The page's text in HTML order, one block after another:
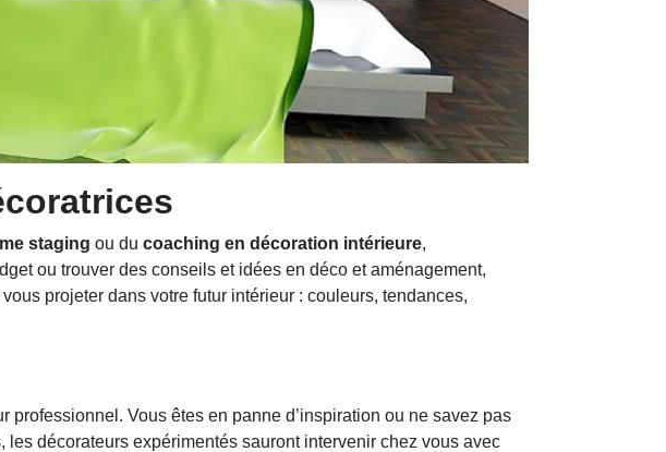
staging ou du coaching en décoration intérieure,
ou trouver des conseils et idées en déco et aménagement,
projeter dans votre futur intérieur : couleurs, tendances,
Vous êtes en panne d’inspiration ou ne savez pas
décorateurs expérimentés sauront intervenir chez vous avec